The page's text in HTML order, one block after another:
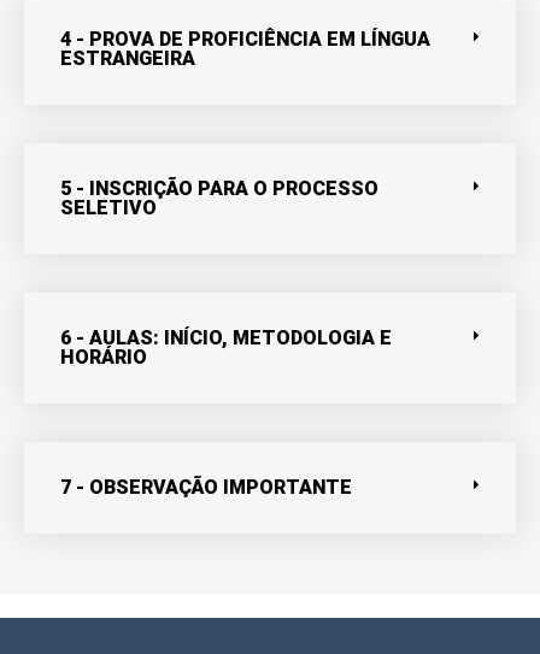
4 - PROVA DE PROFICIÊNCIA EM LÍNGUA
ESTRANGEIRA
5 - INSCRIÇÃO PARA O PROCESSO
SELETIVO
6 - AULAS: INÍCIO, METODOLOGIA E
HORÁRIO
7 - OBSERVAÇÃO IMPORTANTE